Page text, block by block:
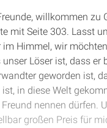
willkommen zu
mit Seite 303. Lasst
im Himmel, wir
Löser ist, dass er
geworden ist,
in diese Welt
nennen dürfen.
großen Preis für